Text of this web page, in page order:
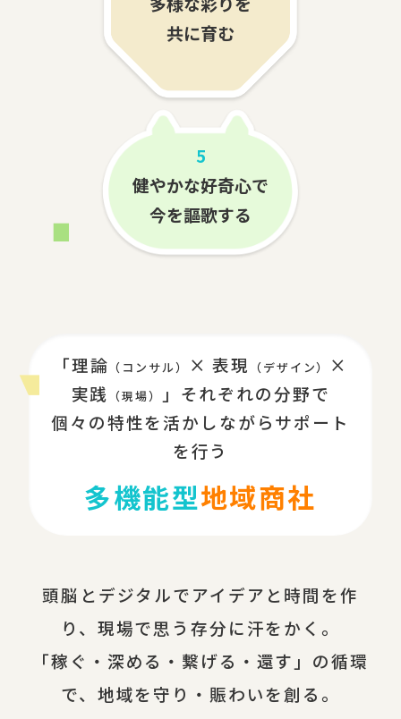
共に育む
5
健やかな好奇心で
今を謳歌する
「理論 （コンサル） × 表現 （デザイン）
×
実践 （現場）
」それぞれの分野で
個々の特性を活かしながらサポート
を行う
多機能型地域商社
頭脳とデジタルでアイデアと時間を作
り、現場で思う存分に汗をかく。
「稼ぐ・深める・繋げる・還す」の循環
で、地域を守り・賑わいを創る。